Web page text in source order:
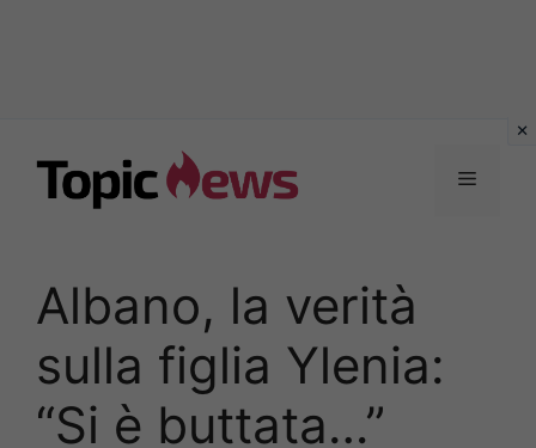
contenuto
Menu
Albano, la verità
sulla figlia Ylenia:
“Si è buttata…”